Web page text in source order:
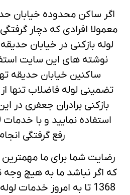
اگر ساکن محدوده خیابان
معمولا افرادی که دچار
لوله بازکنی در خیابان
نوشته های این سایت
ساکنین خیابان حدیقه
تضمینی لوله فاضلاب تنها
بازکنی برادران جعفری در
رفع گرفتگی
رضایت شما برای ما مهمترین
که اگر نباشد ما به هیچ وجه
1368 تا به امروز خدمات